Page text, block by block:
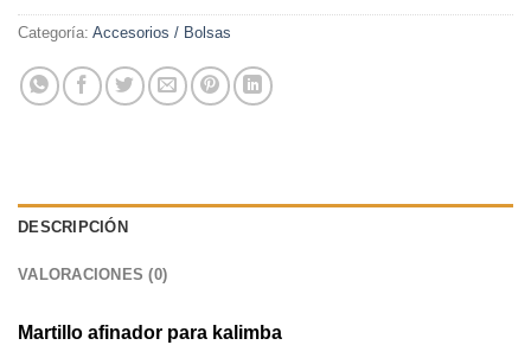
Categoría: Accesorios / Bolsas
DESCRIPCIÓN
VALORACIONES (0)
Martillo afinador para kalimba